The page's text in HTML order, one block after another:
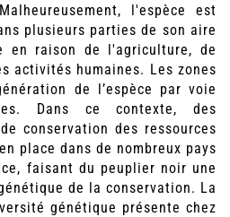
l'espèce est
plusieurs parties de son aire
en raison de l'agriculture, de
activités humaines. Les zones
de l’espèce par voie
Dans ce contexte, des
conservation des ressources
place dans de nombreux pays
faisant du peuplier noir une
de la conservation. La
génétique présente chez